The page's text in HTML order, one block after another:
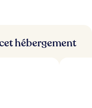
i
e
hébergement